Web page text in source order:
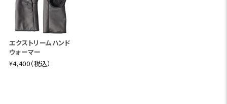
エクストリームハンド
ウォーマー
¥4,400（税込）